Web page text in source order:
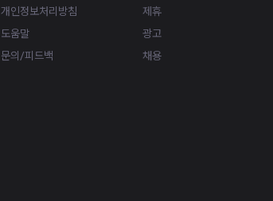
개인정보처리방침
도움말
문의/피드백
제휴
광고
채용